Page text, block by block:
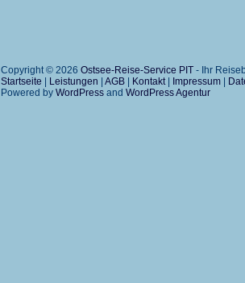
Copyright © 2026 Ostsee-Reise-Service PIT - Ihr
Startseite
Leistungen AGB Kontakt| Impressum
Powered by WordPress and WordPress Agentur